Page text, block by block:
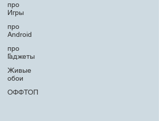
про
Игры
про
Android
про
Гаджеты
Живые
обои
ОФФТОП